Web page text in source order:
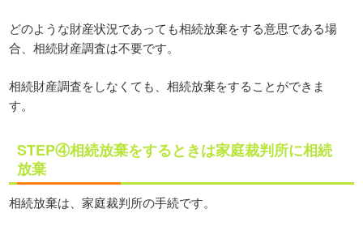
どのような財産状況であっても相続放棄をする意思である場
合、相続財産調査は不要です。
相続財産調査をしなくても、相続放棄をすることができま
す。
STEP④相続放棄をするときは家庭裁判所に相続
放棄
相続放棄は、家庭裁判所の手続です。